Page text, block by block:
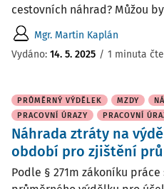
cestovních náhrad? Můžou
Mgr. Martin Kaplán
Vydáno: 14. 5. 2025 / 1 minuta
PRŮMĚRNÝ VÝDĚLEK MZDY
PRACOVNÍ ÚRAZY
PRACOVNÍ
Náhrada ztráty na
období pro zjištění
Podle § 271m zákoníku